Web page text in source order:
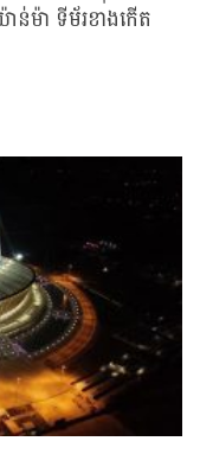
ម៉ា ទីម័រខាងកើត